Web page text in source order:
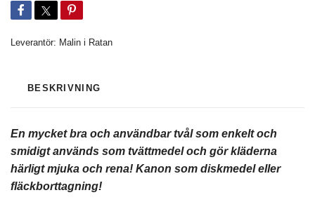
Leverantör: Malin i Ratan
BESKRIVNING
En mycket bra och användbar tvål som enkelt och
smidigt används som tvättmedel och gör kläderna
härligt mjuka och rena! Kanon som diskmedel eller
fläckborttagning!